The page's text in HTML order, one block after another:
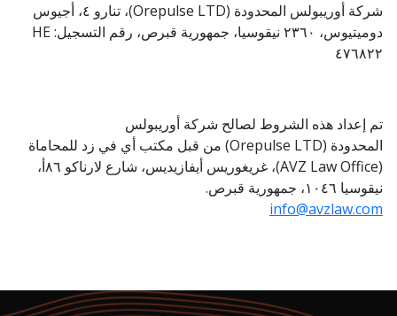
شركة أوريبولس المحدودة (Orepulse LTD)
، تنارو ٤، أجيوس
دوميتيوس، ٢٣٦٠ نيقوسيا، جمهورية قبرص، رقم التسجيل:
HE
٤٧٦٨٢٢
تم إعداد هذه الشروط لصالح شركة أوريبولس
المحدودة (Orepulse LTD) من قبل مكتب أي في زد للمحاماة
(AVZ Law Office)
، غريغوريس أيفازيديس، شارع لارناكو ٨٦أ،
نيقوسيا ١٠٤٦، جمهورية قبرص.
info@avzlaw.com